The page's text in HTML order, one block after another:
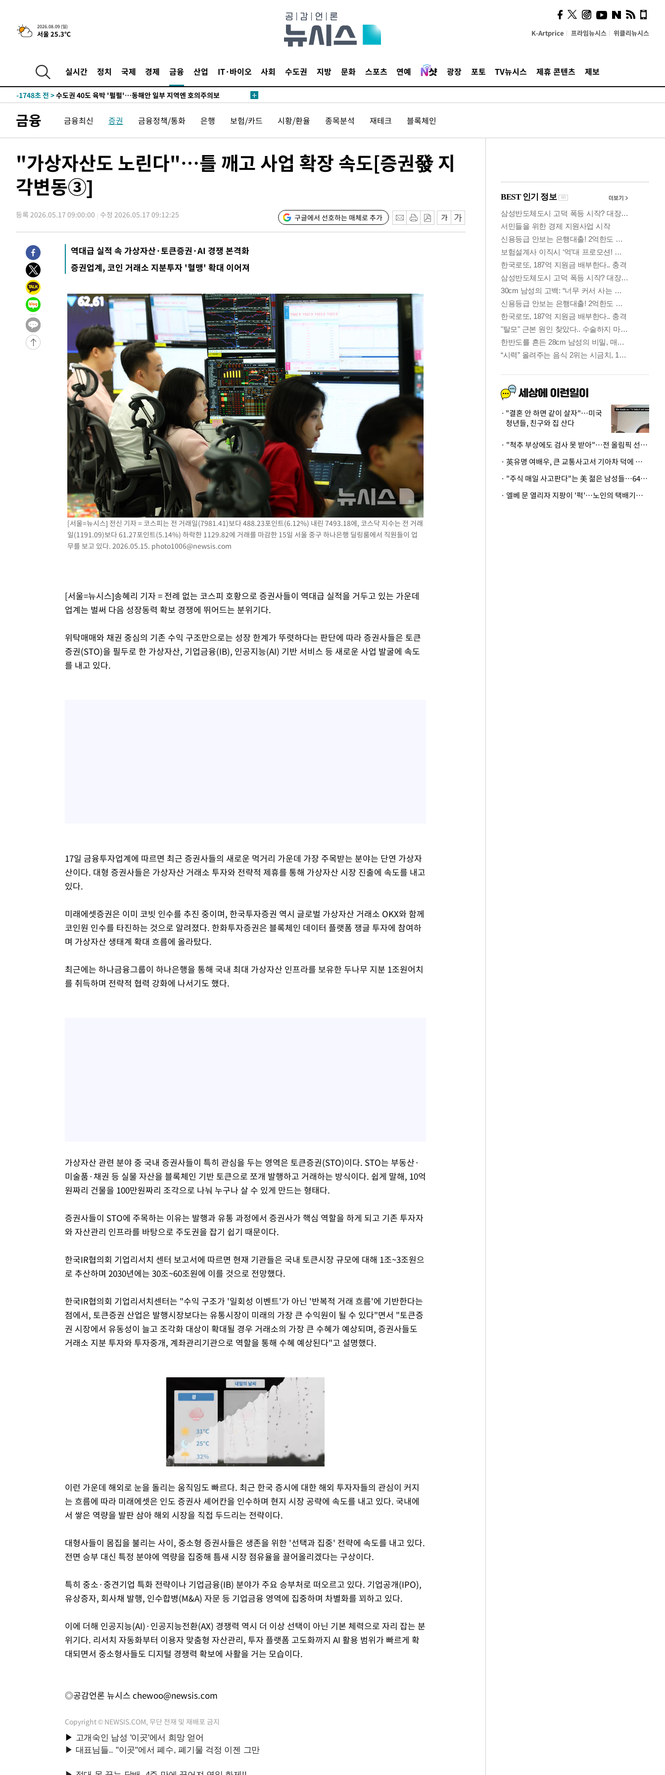
2026.08.09 (일)
서울 25.3℃ K-Artprice 프라임뉴시스 위클리뉴시스
실시간 정치 국제 경제 금융 산업 IT·바이오 사회 수도권 지방 문화 스포츠 연예 광장 포토 TV뉴시스 제휴 콘텐츠 제보
청래 44.56%
-9453초 전 >[속보]與 대표 경선 제주·인천 당원투표…金 47.75%·鄭 42.08%·
宋 10.17%
-8987초 전 >이강인 "아틀레티코 이적 기뻐…등번호 7번 의미보단 팀 위해 뛸 것"
-2696초 전 >
낮 최고 35도 '무더위'…동해안 시간당 30㎜ '강한 비'[내일날씨]
-1966초 전 >
레티코 이적"
-1748초 전 >수도권 40도 육박 '펄펄'…동해안 일부 지역엔 호의주의보
1시간 전 >
강릉에 시간당 81.4㎜ 물폭탄…도로 잠기고 담벼락 붕괴
2시간 전 >백운산서 80년근 천종산삼 9뿌리 발견…감정가 1.3억원
3시간 전 >남자 농구, 나고야 아시안게임서 '홈팀' 일본과 한일전
4시간 전 >여수 오동도 해상서 모터보트 전복…1명 사망·1명 실종
5시간 전 >극한폭염 한풀 꺾이지만…'낮 최고 35도' 무더위, 열대야 계속[다음주
6시간 전 >[속보]'압수수색·성접대 논란' 축구협회 "실망과 걱정 안겨드려 죄송"
9시간 전 >'최고 37도' 폭염 지속…강원동해안 최대 150㎜ 비
11시간 전 >
[속보]뉴욕증시 상승 마감…S&P 0.6% 나스닥 1.3%↑
-19191초 전 >
이란 "호르무즈 재개방 합의 근접…美 배상 선행돼야"
-10238초 전 >
[속보]與최고위원 제주·인천 순회경선…박선원·최민희·서미화·
한민수·김용 순
-10191초 전 >
청래 44.56%
-9473초 전 >
[속보]與 대표 경선 제주·인천 당원투표…金 47.75%·鄭 42.08%·
宋 10.17%
-9007초 전 >
이강인 "아틀레티코 이적 기뻐…등번호 7번 의미보단 팀 위해 뛸 것"
-8942초 전 >
[속보]與 당대표 경선, 제주·인천 권리당원 투표 김민석 승리
-2716초 전 >
낮 최고 35도 '무더위'…동해안 시간당 30㎜ '강한 비'[내일날씨]
[속보]이강인 "감독님이 원하는 마음 느꼈고, 많은 트로피 원해 아틀
수도권 40도 육박 '펄펄'…동해안 일부 지역엔 호의주의보
온열질환 사망자 3명 늘어…누적 환자 3000명 돌파
강릉에 시간당 81.4㎜ 물폭탄…도로 잠기고 담벼락 붕괴
백운산서 80년근 천종산삼 9뿌리 발견…감정가 1.3억원
선재도서 해루질 나섰다 실종 60대, 닷새 만에 숨진 채 발견
남자 농구, 나고야 아시안게임서 '홈팀' 일본과 한일전
여수 오동도 해상서 모터보트 전복…1명 사망·1명 실종
극한폭염 한풀 꺾이지만…'낮 최고 35도' 무더위, 열대야 계속[다음주
축구협회 "압수수색·성접대 논란 사과…쇄신의 기회로 삼겠다"
[속보]'압수수색·성접대 논란' 축구협회 "실망과 걱정 안겨드려 죄송"
'최고 37도' 폭염 지속…강원동해안 최대 150㎜ 비
[속보]뉴욕증시 상승 마감…S&P 0.6% 나스닥 1.3%↑
금융 금융최신 증권 금융정책/통화 은행 보험/카드 시황/환율 종목분석 재테크 블록체인
"가상자산도 노린다"…틀 깨고 사업 확장 속도[증권發 지
각변동③]
등록 2026.05.17 09:00:00 수정 2026.05.17 09:12:25 구글에서 선호하는 매체로 추가
역대급 실적 속 가상자산·토큰증권·AI 경쟁 본격화
증권업계, 코인 거래소 지분투자 '혈맹' 확대 이어져
[서울=뉴시스] 전신 기자 = 코스피는 전 거래일(7981.41)보다 488.23포인트(6.12%) 내린 7493.18에, 코스닥 지수는 전 거래
일(1191.09)보다 61.27포인트(5.14%) 하락한 1129.82에 거래를 마감한 15일 서울 중구 하나은행 딜링룸에서 직원들이 업
무를 보고 있다. 2026.05.15. photo1006@newsis.com
[서울=뉴시스]송혜리 기자 = 전례 없는 코스피 호황으로 증권사들이 역대급 실적을 거두고 있는 가운데
업계는 벌써 다음 성장동력 확보 경쟁에 뛰어드는 분위기다.
위탁매매와 채권 중심의 기존 수익 구조만으로는 성장 한계가 뚜렷하다는 판단에 따라 증권사들은 토큰
증권(STO)을 필두로 한 가상자산, 기업금융(IB), 인공지능(AI) 기반 서비스 등 새로운 사업 발굴에 속도
를 내고 있다.
17일 금융투자업계에 따르면 최근 증권사들의 새로운 먹거리 가운데 가장 주목받는 분야는 단연 가상자
산이다. 대형 증권사들은 가상자산 거래소 투자와 전략적 제휴를 통해 가상자산 시장 진출에 속도를 내고
있다.
미래에셋증권은 이미 코빗 인수를 추진 중이며, 한국투자증권 역시 글로벌 가상자산 거래소 OKX와 함께
코인원 인수를 타진하는 것으로 알려졌다. 한화투자증권은 블록체인 데이터 플랫폼 쟁글 투자에 참여하
며 가상자산 생태계 확대 흐름에 올라탔다.
최근에는 하나금융그룹이 하나은행을 통해 국내 최대 가상자산 인프라를 보유한 두나무 지분 1조원어치
를 취득하며 전략적 협력 강화에 나서기도 했다.
가상자산 관련 분야 중 국내 증권사들이 특히 관심을 두는 영역은 토큰증권(STO)이다. STO는 부동산·
미술품·채권 등 실물 자산을 블록체인 기반 토큰으로 쪼개 발행하고 거래하는 방식이다. 쉽게 말해, 10억
원짜리 건물을 100만원짜리 조각으로 나눠 누구나 살 수 있게 만드는 형태다.
증권사들이 STO에 주목하는 이유는 발행과 유통 과정에서 증권사가 핵심 역할을 하게 되고 기존 투자자
와 자산관리 인프라를 바탕으로 주도권을 잡기 쉽기 때문이다.
한국IR협의회 기업리서치 센터 보고서에 따르면 현재 기관들은 국내 토큰시장 규모에 대해 1조~3조원으
로 추산하며 2030년에는 30조~60조원에 이를 것으로 전망했다.
한국IR협의회 기업리서치센터는 "수익 구조가 '일회성 이벤트'가 아닌 '반복적 거래 흐름'에 기반한다는
점에서, 토큰증권 산업은 발행시장보다는 유통시장이 미래의 가장 큰 수익원이 될 수 있다"면서 "토큰증
권 시장에서 유동성이 늘고 조각화 대상이 확대될 경우 거래소의 가장 큰 수혜가 예상되며, 증권사들도
거래소 지분 투자와 투자중개, 계좌관리기관으로 역할을 통해 수혜 예상된다"고 설명했다.
Mute
이런 가운데 해외로 눈을 돌리는 움직임도 빠르다. 최근 한국 증시에 대한 해외 투자자들의 관심이 커지
는 흐름에 따라 미래에셋은 인도 증권사 셰어칸을 인수하며 현지 시장 공략에 속도를 내고 있다. 국내에
서 쌓은 역량을 발판 삼아 해외 시장을 직접 두드리는 전략이다.
대형사들이 몸집을 불리는 사이, 중소형 증권사들은 생존을 위한 '선택과 집중' 전략에 속도를 내고 있다.
전면 승부 대신 특정 분야에 역량을 집중해 틈새 시장 점유율을 끌어올리겠다는 구상이다.
특히 중소·중견기업 특화 전략이나 기업금융(IB) 분야가 주요 승부처로 떠오르고 있다. 기업공개(IPO),
유상증자, 회사채 발행, 인수합병(M&A) 자문 등 기업금융 영역에 집중하며 차별화를 꾀하고 있다.
이에 더해 인공지능(AI)·인공지능전환(AX) 경쟁력 역시 더 이상 선택이 아닌 기본 체력으로 자리 잡는 분
위기다. 리서치 자동화부터 이용자 맞춤형 자산관리, 투자 플랫폼 고도화까지 AI 활용 범위가 빠르게 확
대되면서 중소형사들도 디지털 경쟁력 확보에 사활을 거는 모습이다.
◎공감언론 뉴시스 chewoo@newsis.com
Copyright © NEWSIS.COM, 무단 전재 및 재배포 금지
사이 해답 찾았죠"…알을
깨고 나온 '초자아'
"결혼 안 하면 같이 살자"…미국
청년들, 친구와 집 산다
· "척추 부상에도 검사 못 받아"…전 올림픽 선수, 美봅슬레이협회 상대 소송
· 英유명 여배우, 큰 교통사고서 기아차 덕에 살았다
· "주식 매일 사고판다"는 美 젊은 남성들…64%가 "나는 인생의 패배자“
· 엘베 문 열리자 지팡이 '퍽'…노인의 택배기사 폭행 이유